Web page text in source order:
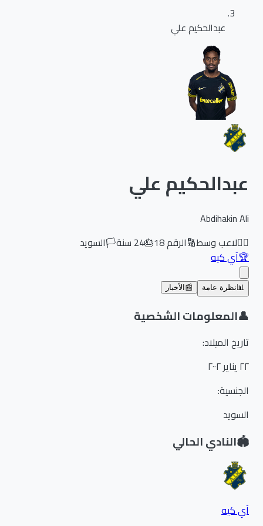
عبدالحكيم علي
عبدالحكيم علي
Abdihakin Ali
لاعب وسط🔢الرقم18
🎂
24سنة🏳️السويد
آي كيه
نظرة عامة 📰 الأخبار
المعلومات الشخصية
تاريخ الميلاد:
الجنسية:
السويد
النادي الحالي
آي كيه